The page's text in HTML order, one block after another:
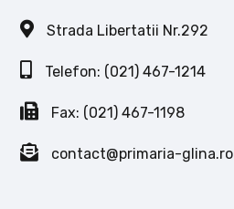
Strada Libertatii Nr.292
Telefon: (021) 467-1214
Fax: (021) 467-1198
contact@primaria-glina.ro